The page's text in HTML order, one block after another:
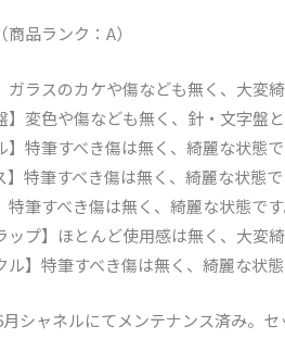
商品ランク：A）
ガラスのカケや傷なども無く、大変
】変色や傷なども無く、針・文字盤
】特筆すべき傷は無く、綺麗な状態
】特筆すべき傷は無く、綺麗な状態
特筆すべき傷は無く、綺麗な状態で
ップ】ほとんど使用感は無く、大変
ル】特筆すべき傷は無く、綺麗な状
月シャネルにてメンテナンス済み。